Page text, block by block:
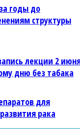
годы до
структуры
лекции 2
дню без табака
для
рака